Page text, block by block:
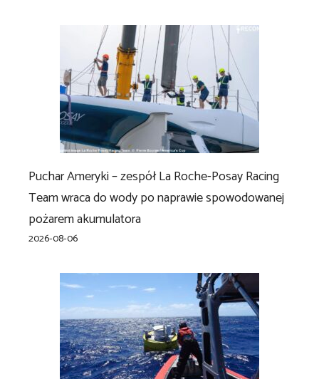
Puchar Ameryki – zespół La Roche-Posay Racing
Team wraca do wody po naprawie spowodowanej
pożarem akumulatora
2026-08-06